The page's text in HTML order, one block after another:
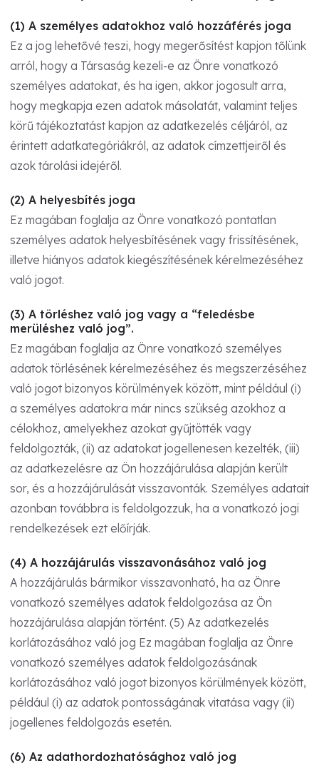
(1) A személyes adatokhoz való hozzáférés joga
Ez a jog lehetővé teszi, hogy megerősítést kapjon tőlünk
arról, hogy a Társaság kezeli-e az Önre vonatkozó
személyes adatokat, és ha igen, akkor jogosult arra,
hogy megkapja ezen adatok másolatát, valamint teljes
körű tájékoztatást kapjon az adatkezelés céljáról, az
érintett adatkategóriákról, az adatok címzettjeiről és
azok tárolási idejéről.
(2) A helyesbítés joga
Ez magában foglalja az Önre vonatkozó pontatlan
személyes adatok helyesbítésének vagy frissítésének,
illetve hiányos adatok kiegészítésének kérelmezéséhez
való jogot.
(3) A törléshez való jog vagy a “feledésbe
merüléshez való jog”.
Ez magában foglalja az Önre vonatkozó személyes
adatok törlésének kérelmezéséhez és megszerzéséhez
való jogot bizonyos körülmények között, mint például (i)
a személyes adatokra már nincs szükség azokhoz a
célokhoz, amelyekhez azokat gyűjtötték vagy
feldolgozták, (ii) az adatokat jogellenesen kezelték, (iii)
az adatkezelésre az Ön hozzájárulása alapján került
sor, és a hozzájárulását visszavonták. Személyes adatait
azonban továbbra is feldolgozzuk, ha a vonatkozó jogi
rendelkezések ezt előírják.
(4) A hozzájárulás visszavonásához való jog
A hozzájárulás bármikor visszavonható, ha az Önre
vonatkozó személyes adatok feldolgozása az Ön
hozzájárulása alapján történt. (5) Az adatkezelés
korlátozásához való jog Ez magában foglalja az Önre
vonatkozó személyes adatok feldolgozásának
korlátozásához való jogot bizonyos körülmények között,
például (i) az adatok pontosságának vitatása vagy (ii)
jogellenes feldolgozás esetén.
(6) Az adathordozhatósághoz való jog